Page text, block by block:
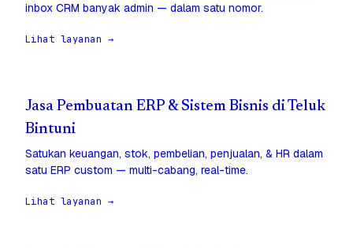
inbox CRM banyak admin — dalam satu nomor.
Lihat layanan →
Jasa Pembuatan ERP & Sistem Bisnis di Teluk
Bintuni
Satukan keuangan, stok, pembelian, penjualan, & HR dalam
satu ERP custom — multi-cabang, real-time.
Lihat layanan →